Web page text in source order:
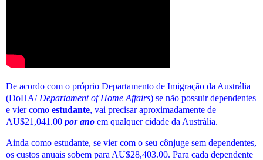
De acordo com o próprio Departamento de Imigração da Austrália
(DoHA/ Departament of Home Affairs) se não possuir dependentes
e vier como estudante, vai precisar aproximadamente de
AU$21,041.00 por ano em qualquer cidade da Austrália.
Ainda como estudante, se vier com o seu cônjuge sem dependentes,
os custos anuais sobem para AU$28,403.00. Para cada dependente